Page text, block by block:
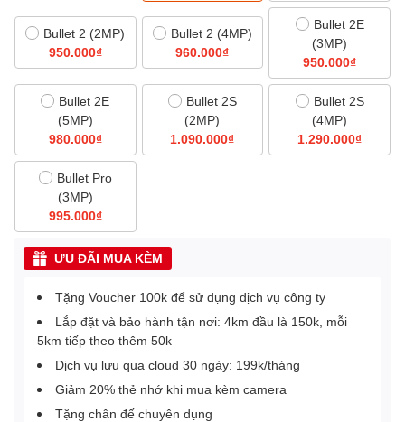
Bullet 2 (2MP)
950.000₫
Bullet 2 (4MP)
960.000₫
Bullet 2E
(3MP)
950.000₫
Bullet 2E
(5MP)
980.000₫
Bullet 2S
(2MP)
1.090.000₫
Bullet 2S
(4MP)
1.290.000₫
Bullet Pro
(3MP)
995.000₫
ƯU ĐÃI MUA KÈM
Tặng Voucher 100k để sử dụng dịch vụ công ty
Lắp đặt và bảo hành tận nơi: 4km đầu là 150k, mỗi
5km tiếp theo thêm 50k
Dịch vụ lưu qua cloud 30 ngày: 199k/tháng
Giảm 20% thẻ nhớ khi mua kèm camera
Tặng chân đế chuyên dụng